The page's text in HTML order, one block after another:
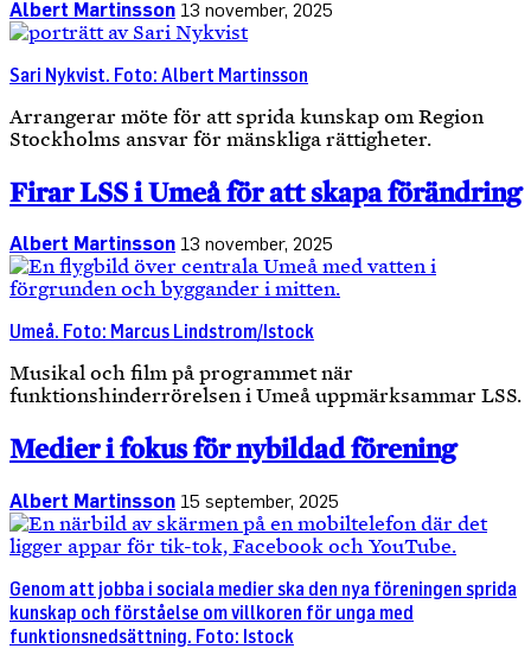
Albert Martinsson 13 november, 2025
Sari Nykvist. Foto: Albert Martinsson
Arrangerar möte för att sprida kunskap om Region
Stockholms ansvar för mänskliga rättigheter.
Firar LSS i Umeå för att skapa förändring
Albert Martinsson 13 november, 2025
Umeå. Foto: Marcus Lindstrom/Istock
Musikal och film på programmet när
funktionshinderrörelsen i Umeå uppmärksammar LSS.
Medier i fokus för nybildad förening
Albert Martinsson 15 september, 2025
Genom att jobba i sociala medier ska den nya föreningen sprida
kunskap och förståelse om villkoren för unga med
funktionsnedsättning. Foto: Istock